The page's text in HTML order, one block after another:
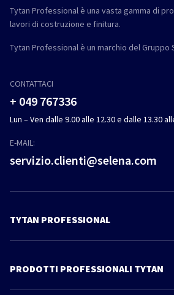
Tytan Professional è una vasta gamma di
lavori di costruzione e finitura.
Tytan Professional è un marchio del Gruppo
CONTATTACI
+ 049 767336
Lun – Ven dalle 9.00 alle 12.30 e dalle 13.30
E-MAIL:
servizio.clienti@selena.com
TYTAN PROFESSIONAL
Contattaci
PRODOTTI PROFESSIONALI TYTAN